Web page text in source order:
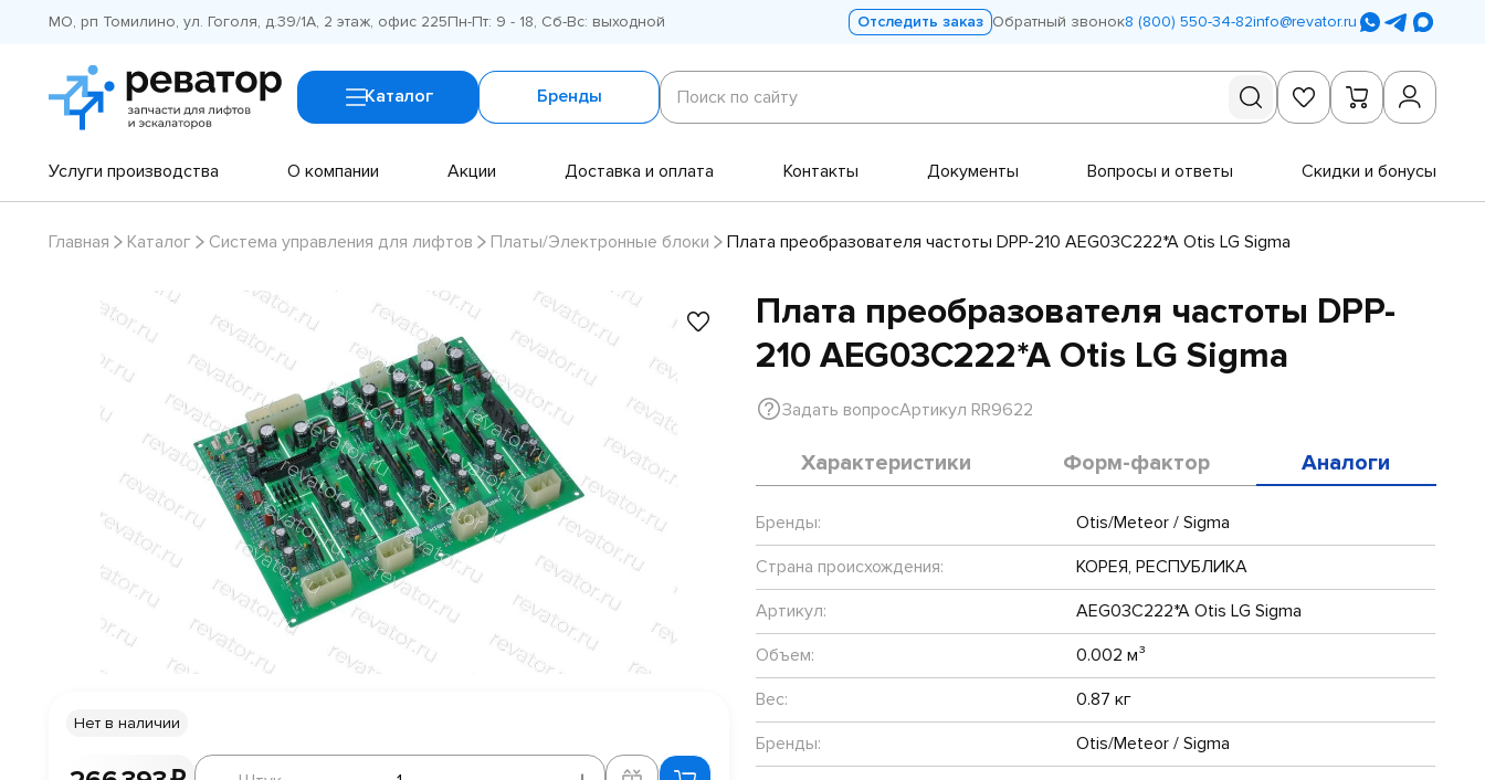
МО, рп Томилино, ул. Гоголя, д.39/1А, 2 этаж, офис 225Пн-Пт: 9 - 18, Сб-Вс: выходной Отследить заказ Обратный звонок8 (800) 550-34-82info@revator.ru
Каталог Бренды
Поиск
по
сайту
Поиск по сайту
Услуги производства О компании Акции Доставка и оплата Контакты Документы Вопросы и ответы Скидки и бонусы
Главная Каталог Система управления для лифтов Платы/Электронные блоки Плата преобразователя частоты DPP-210 AEG03C222*A Otis LG Sigma
Плата преобразователя частоты DPP-
210 AEG03C222*A Otis LG Sigma
Задать вопросАртикул RR9622
Нет в наличии
Штук
Характеристики Форм-фактор Аналоги
Бренды:
Otis/Meteor / Sigma
Страна происхождения:
КОРЕЯ, РЕСПУБЛИКА
Артикул:
AEG03C222*A Otis LG Sigma
Объем:
0.002 м³
Вес:
0.87 кг
Бренды:
Otis/Meteor / Sigma